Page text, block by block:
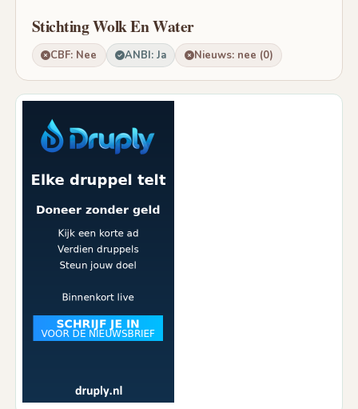
Stichting Wolk En Water
CBF: Nee ANBI: Ja Nieuws: nee (0)